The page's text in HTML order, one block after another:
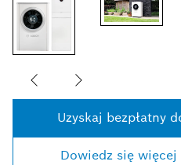
Uzyskaj bezpłatny
Dowiedz się